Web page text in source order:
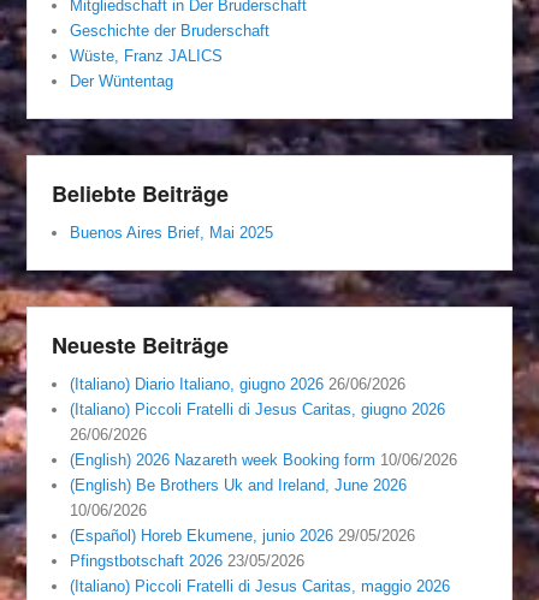
Mitgliedschaft in Der Bruderschaft
Geschichte der Bruderschaft
Wüste, Franz JALICS
Der Wüntentag
Beliebte Beiträge
Buenos Aires Brief, Mai 2025
Neueste Beiträge
(Italiano) Diario Italiano, giugno 2026 26/06/2026
(Italiano) Piccoli Fratelli di Jesus Caritas, giugno 2026
26/06/2026
(English) 2026 Nazareth week Booking form 10/06/2026
(English) Be Brothers Uk and Ireland, June 2026
10/06/2026
(Español) Horeb Ekumene, junio 2026 29/05/2026
Pfingstbotschaft 2026 23/05/2026
(Italiano) Piccoli Fratelli di Jesus Caritas, maggio 2026